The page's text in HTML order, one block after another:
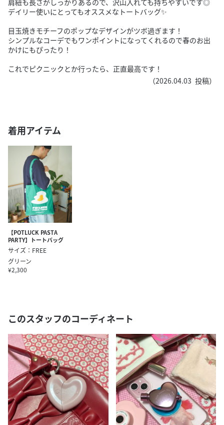
肩紐も長さがしっかりあるので、沢山入れても持ちやすいです◎
デイリー使いにとってもオススメなトートバッグ✨
目玉焼きモチーフのポップなデザインがツボ過ぎます！
シンプルなコーデでもワンポイントになってくれるので春のお出
かけにもぴったり！
これでピクニックとか行ったら、正直最高です！
（2026.04.03 投稿）
着用アイテム
【POTLUCK PASTA
PARTY】トートバッグ
サイズ：FREE
グリーン
¥2,300
このスタッフのコーディネート